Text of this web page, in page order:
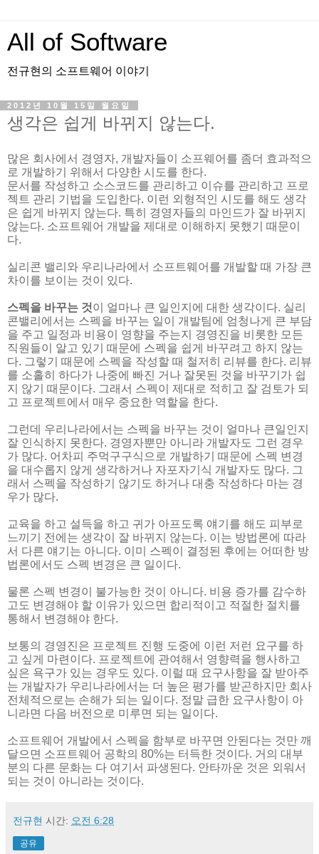
All of Software
전규현의 소프트웨어 이야기
2012년 10월 15일 월요일
생각은 쉽게 바뀌지 않는다.
많은 회사에서 경영자, 개발자들이 소프웨어를 좀더 효과적으
로 개발하기 위해서 다양한 시도를 한다.
문서를 작성하고 소스코드를 관리하고 이슈를 관리하고 프로
젝트 관리 기법을 도입한다. 이런 외형적인 시도를 해도 생각
은 쉽게 바뀌지 않는다. 특히 경영자들의 마인드가 잘 바뀌지
않는다. 소프트웨어 개발을 제대로 이해하지 못했기 때문이
다.
실리콘 밸리와 우리나라에서 소프트웨어를 개발할 때 가장 큰
차이를 보이는 것이 있다.
스펙을 바꾸는 것이 얼마나 큰 일인지에 대한 생각이다. 실리
콘밸리에서는 스펙을 바꾸는 일이 개발팀에 엄청나게 큰 부담
을 주고 일정과 비용이 영향을 주는지 경영진을 비롯한 모든
직원들이 알고 있기 때문에 스펙을 쉽게 바꾸려고 하지 않는
다. 그렇기 때문에 스펙을 작성할 때 철저히 리뷰를 한다. 리뷰
를 소홀히 하다가 나중에 빠진 거나 잘못된 것을 바꾸기가 쉽
지 않기 때문이다. 그래서 스펙이 제대로 적히고 잘 검토가 되
고 프로젝트에서 매우 중요한 역할을 한다.
그런데 우리나라에서는 스펙을 바꾸는 것이 얼마나 큰일인지
잘 인식하지 못한다. 경영자뿐만 아니라 개발자도 그런 경우
가 많다. 어차피 주먹구구식으로 개발하기 때문에 스펙 변경
을 대수롭지 않게 생각하거나 자포자기식 개발자도 많다. 그
래서 스펙을 작성하기 않기도 하거나 대충 작성하다 마는 경
우가 많다.
교육을 하고 설득을 하고 귀가 아프도록 얘기를 해도 피부로
느끼기 전에는 생각이 잘 바뀌지 않는다. 이는 방법론에 따라
서 다른 얘기는 아니다. 이미 스펙이 결정된 후에는 어떠한 방
법론에서도 스펙 변경은 큰 일이다.
물론 스펙 변경이 불가능한 것이 아니다. 비용 증가를 감수하
고도 변경해야 할 이유가 있으면 합리적이고 적절한 절치를
통해서 변경해야 한다.
보통의 경영진은 프로젝트 진행 도중에 이런 저런 요구를 하
고 싶게 마련이다. 프로젝트에 관여해서 영향력을 행사하고
싶은 욕구가 있는 경우도 있다. 이럴 때 요구사항을 잘 받아주
는 개발자가 우리나라에서는 더 높은 평가를 받곤하지만 회사
전체적으로는 손해가 되는 일이다. 정말 급한 요구사항이 아
니라면 다음 버전으로 미루면 되는 일이다.
소프트웨어 개발에서 스펙을 함부로 바꾸면 안된다는 것만 깨
달으면 소프트웨어 공학의 80%는 터득한 것이다. 거의 대부
분의 다른 문화는 다 여기서 파생된다. 안타까운 것은 외워서
되는 것이 아니라는 것이다.
전규현 시간: 오전 6:28
공유